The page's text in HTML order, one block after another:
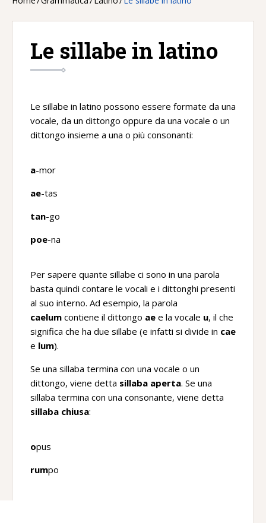
Le sillabe in latino
Le sillabe in latino possono essere formate da una
vocale, da un dittongo oppure da una vocale o un
dittongo insieme a una o più consonanti:
a-mor
ae-tas
tan-go
poe-na
Per sapere quante sillabe ci sono in una parola
basta quindi contare le vocali e i dittonghi presenti
al suo interno. Ad esempio, la parola
caelum contiene il dittongo ae e la vocale u, il che
significa che ha due sillabe (e infatti si divide in cae
e lum).
Se una sillaba termina con una vocale o un
dittongo, viene detta sillaba aperta. Se una
sillaba termina con una consonante, viene detta
sillaba chiusa:
opus
rumpo